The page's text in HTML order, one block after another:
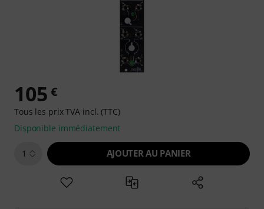
105 €
Tous les prix TVA incl. (TTC)
Disponible immédiatement
1 AJOUTER AU PANIER